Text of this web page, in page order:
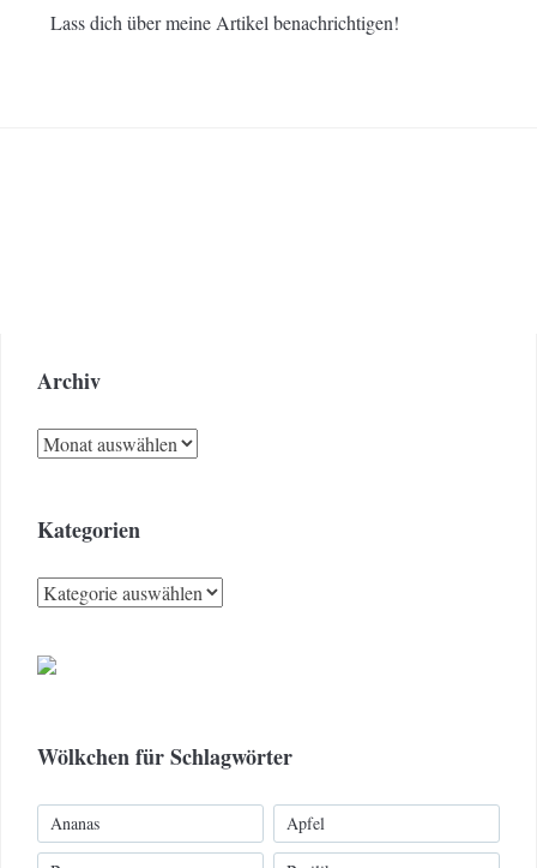
Lass dich über meine Artikel benachrichtigen!
Archiv
Archiv
Kategorien
Kategorien
Wölkchen für Schlagwörter
Ananas Apfel